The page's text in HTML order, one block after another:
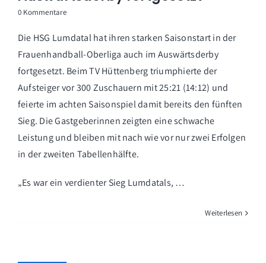
0 Kommentare
Die HSG Lumdatal hat ihren starken Saisonstart in der
Frauenhandball-Oberliga auch im Auswärtsderby
fortgesetzt. Beim TV Hüttenberg triumphierte der
Aufsteiger vor 300 Zuschauern mit 25:21 (14:12) und
feierte im achten Saisonspiel damit bereits den fünften
Sieg. Die Gastgeberinnen zeigten eine schwache
Leistung und bleiben mit nach wie vor nur zwei Erfolgen
in der zweiten Tabellenhälfte.
„Es war ein verdienter Sieg Lumdatals, …
Weiterlesen